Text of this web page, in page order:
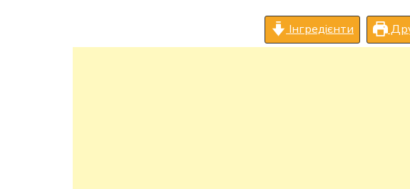
Інгредієнти